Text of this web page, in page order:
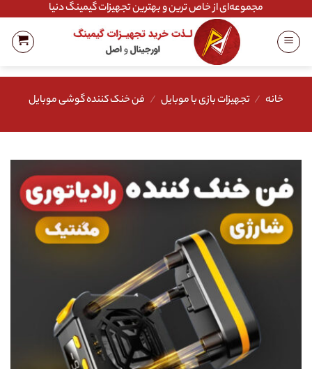
content
مجموعه‌ای از خاص ترین و بهترین تجهیزات گیمینگ دنیا
خانه / تجهیزات بازی با موبایل / فن خنک کننده گوشی موبایل